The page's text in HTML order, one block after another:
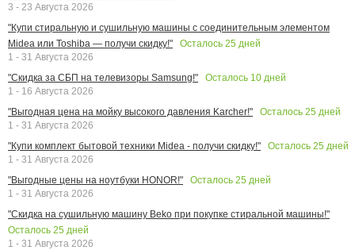
3 - 23 Августа 2026
"Купи стиральную и сушильную машины с соединительным элементом
Midea или Toshiba — получи скидку!"
Осталось 25 дней
1 - 31 Августа 2026
"Скидка за СБП на телевизоры Samsung!"
Осталось 10 дней
1 - 16 Августа 2026
"Выгодная цена на мойку высокого давления Karcher!"
Осталось 25 дней
1 - 31 Августа 2026
"Купи комплект бытовой техники Midea - получи скидку!"
Осталось 25 дней
1 - 31 Августа 2026
"Выгодные цены на ноутбуки HONOR!"
Осталось 25 дней
1 - 31 Августа 2026
"Скидка на сушильную машину Beko при покупке стиральной машины!"
Осталось 25 дней
1 - 31 Августа 2026